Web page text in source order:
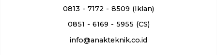
0813 - 7172 - 8509 (Iklan)
0851 - 6169 - 5955 (CS)
info@anakteknik.co.id